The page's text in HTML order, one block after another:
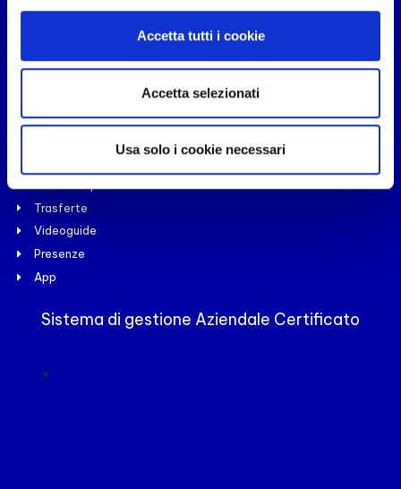
Accetta tutti i cookie
Accetta selezionati
Usa solo i cookie necessari
Automezzi
Risorse Umane
Trasferte
Videoguide
Presenze
App
Sistema di gestione Aziendale Certificato